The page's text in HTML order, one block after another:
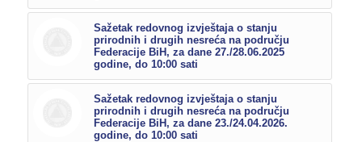
Sažetak redovnog izvještaja o stanju
prirodnih i drugih nesreća na području
Federacije BiH, za dane 27./28.06.2025
godine, do 10:00 sati
Sažetak redovnog izvještaja o stanju
prirodnih i drugih nesreća na području
Federacije BiH, za dane 23./24.04.2026.
godine, do 10:00 sati